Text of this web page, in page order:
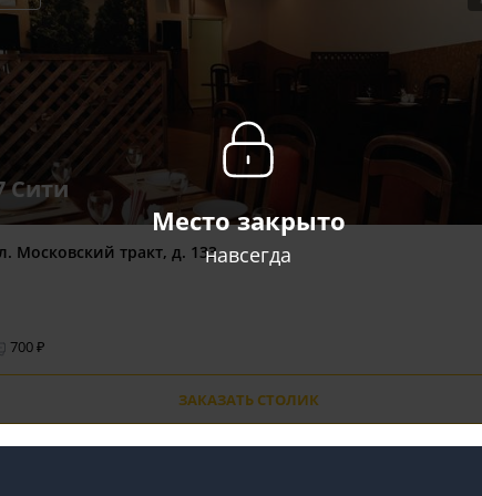
Место закрыто
навсегда
Сити
Московский тракт, д. 133
700 ₽
ЗАКАЗАТЬ СТОЛИК